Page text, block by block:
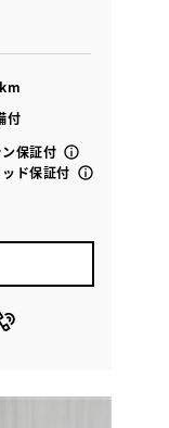
付
保証付
ド保証付